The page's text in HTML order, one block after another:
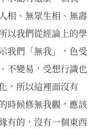
相、無眾生相、無壽
以我們從經論上的學
我們「無我」，色受
不變易，受想行識也
，所以這裡面沒有
時候修無我觀，應該
有的，沒有一個東西